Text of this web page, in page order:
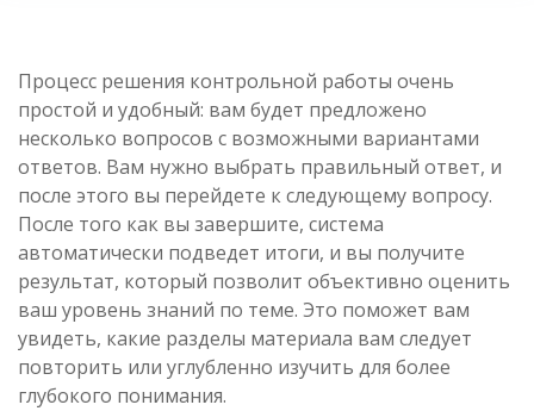
Процесс решения контрольной работы очень
простой и удобный: вам будет предложено
несколько вопросов с возможными вариантами
ответов. Вам нужно выбрать правильный ответ, и
после этого вы перейдете к следующему вопросу.
После того как вы завершите, система
автоматически подведет итоги, и вы получите
результат, который позволит объективно оценить
ваш уровень знаний по теме. Это поможет вам
увидеть, какие разделы материала вам следует
повторить или углубленно изучить для более
глубокого понимания.